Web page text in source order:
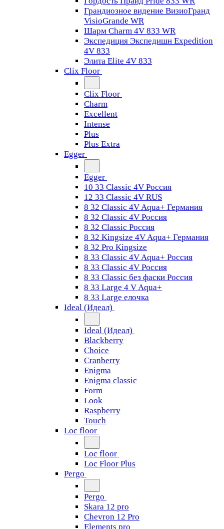
Грандиозное видение ВизиоГранд
VisioGrande WR
Шарм Charm 4V 833 WR
Экспедиция Экспедишн Expedition
4V 833
Элита Elite 4V 833
Clix Floor
Clix Floor
Charm
Excellent
Intense
Plus
Plus Extra
Egger
Egger
10 33 Classic 4V Россия
12 33 Classic 4V RUS
8 32 Classic 4V Aqua+ Германия
8 32 Classic 4V Россия
8 32 Classic Россия
8 32 Kingsize 4V Aqua+ Германия
8 32 Pro Kingsize
8 33 Classic 4V Aqua+ Россия
8 33 Classic 4V Россия
8 33 Classic без фаски Россия
8 33 Large 4 V Aqua+
8 33 Large елочка
Ideal (Идеал)
Ideal (Идеал)
Blackberry
Choice
Cranberry
Enigma
Enigma classic
Form
Look
Raspberry
Touch
Loc floor
Loc floor
Loc Floor Plus
Pergo
Pergo
Skara 12 pro
Chevron 12 Pro
Elements pro